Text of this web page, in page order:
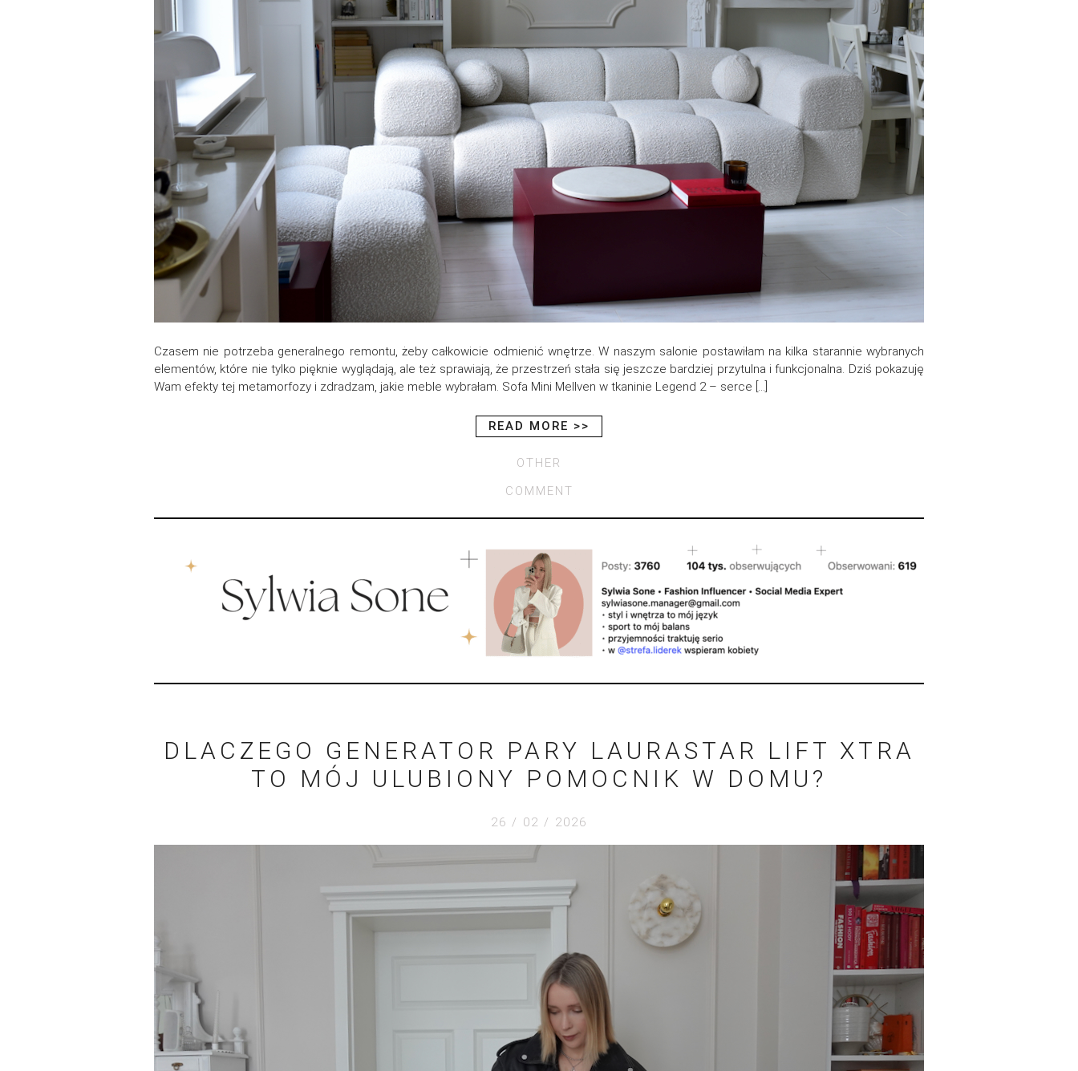
Czasem nie potrzeba generalnego remontu, żeby całkowicie odmienić wnętrze. W naszym salonie postawiłam na kilka starannie wybranych
elementów, które nie tylko pięknie wyglądają, ale też sprawiają, że przestrzeń stała się jeszcze bardziej przytulna i funkcjonalna. Dziś pokazuję
Wam efekty tej metamorfozy i zdradzam, jakie meble wybrałam. Sofa Mini Mellven w tkaninie Legend 2 – serce […]
READ MORE >>
OTHER
COMMENT
DLACZEGO GENERATOR PARY LAURASTAR LIFT XTRA
TO MÓJ ULUBIONY POMOCNIK W DOMU?
26 / 02 / 2026